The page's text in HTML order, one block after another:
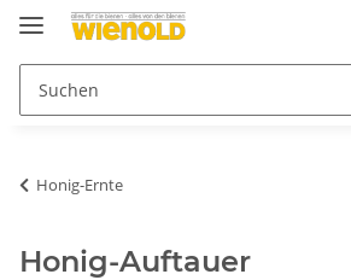
Honig-Ernte
Honig-Auftauer